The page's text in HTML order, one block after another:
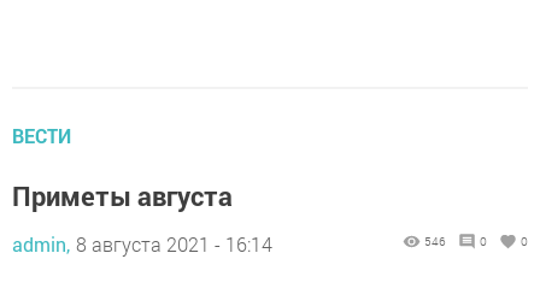
ВЕСТИ
Приметы августа
admin, 8 августа 2021 - 16:14 546 0 0